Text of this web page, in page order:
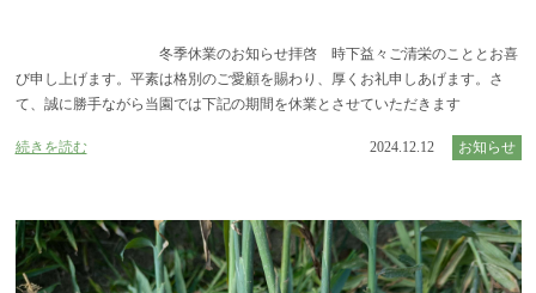
冬季休業のお知らせ拝啓 時下益々ご清栄のこととお喜
び申し上げます。平素は格別のご愛顧を賜わり、厚くお礼申しあげます。さ
て、誠に勝手ながら当園では下記の期間を休業とさせていただきます
続きを読む 2024.12.12 お知らせ